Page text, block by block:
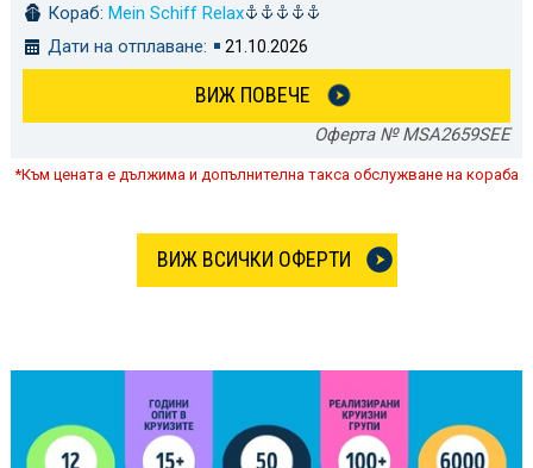
Кораб: Mein Schiff Relax
Дати на отплаване:
21.10.2026
ВИЖ ПОВЕЧЕ
Оферта № MSA2659SEE
*Към цената е дължима и допълнителна такса обслужване на кораба
ВИЖ ВСИЧКИ ОФЕРТИ